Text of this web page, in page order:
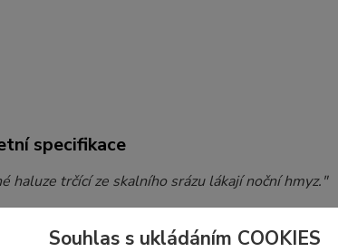
specifikace
haluze trčící ze skalního srázu lákají noční hmyz."
Souhlas s ukládáním COOKIES